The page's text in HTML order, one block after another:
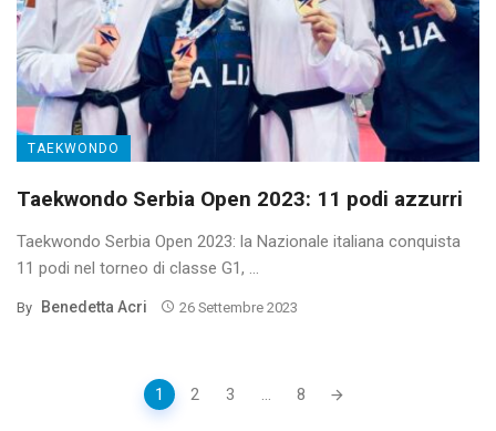
TAEKWONDO
Taekwondo Serbia Open 2023: 11 podi azzurri
Taekwondo Serbia Open 2023: la Nazionale italiana conquista
11 podi nel torneo di classe G1, ...
By Benedetta Acri 26 Settembre 2023
1 2 3 ... 8